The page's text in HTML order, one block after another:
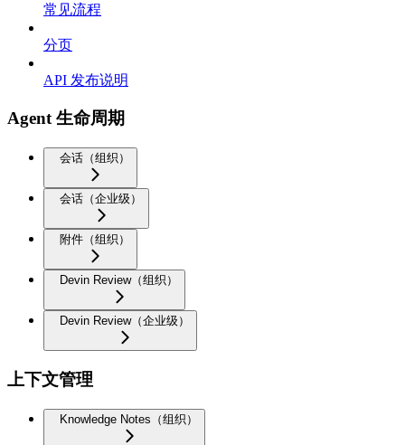
常见流程
分页
API 发布说明
Agent 生命周期
会话（组织）
会话（企业级）
附件（组织）
Devin Review（组织）
Devin Review（企业级）
上下文管理
Knowledge Notes（组织）